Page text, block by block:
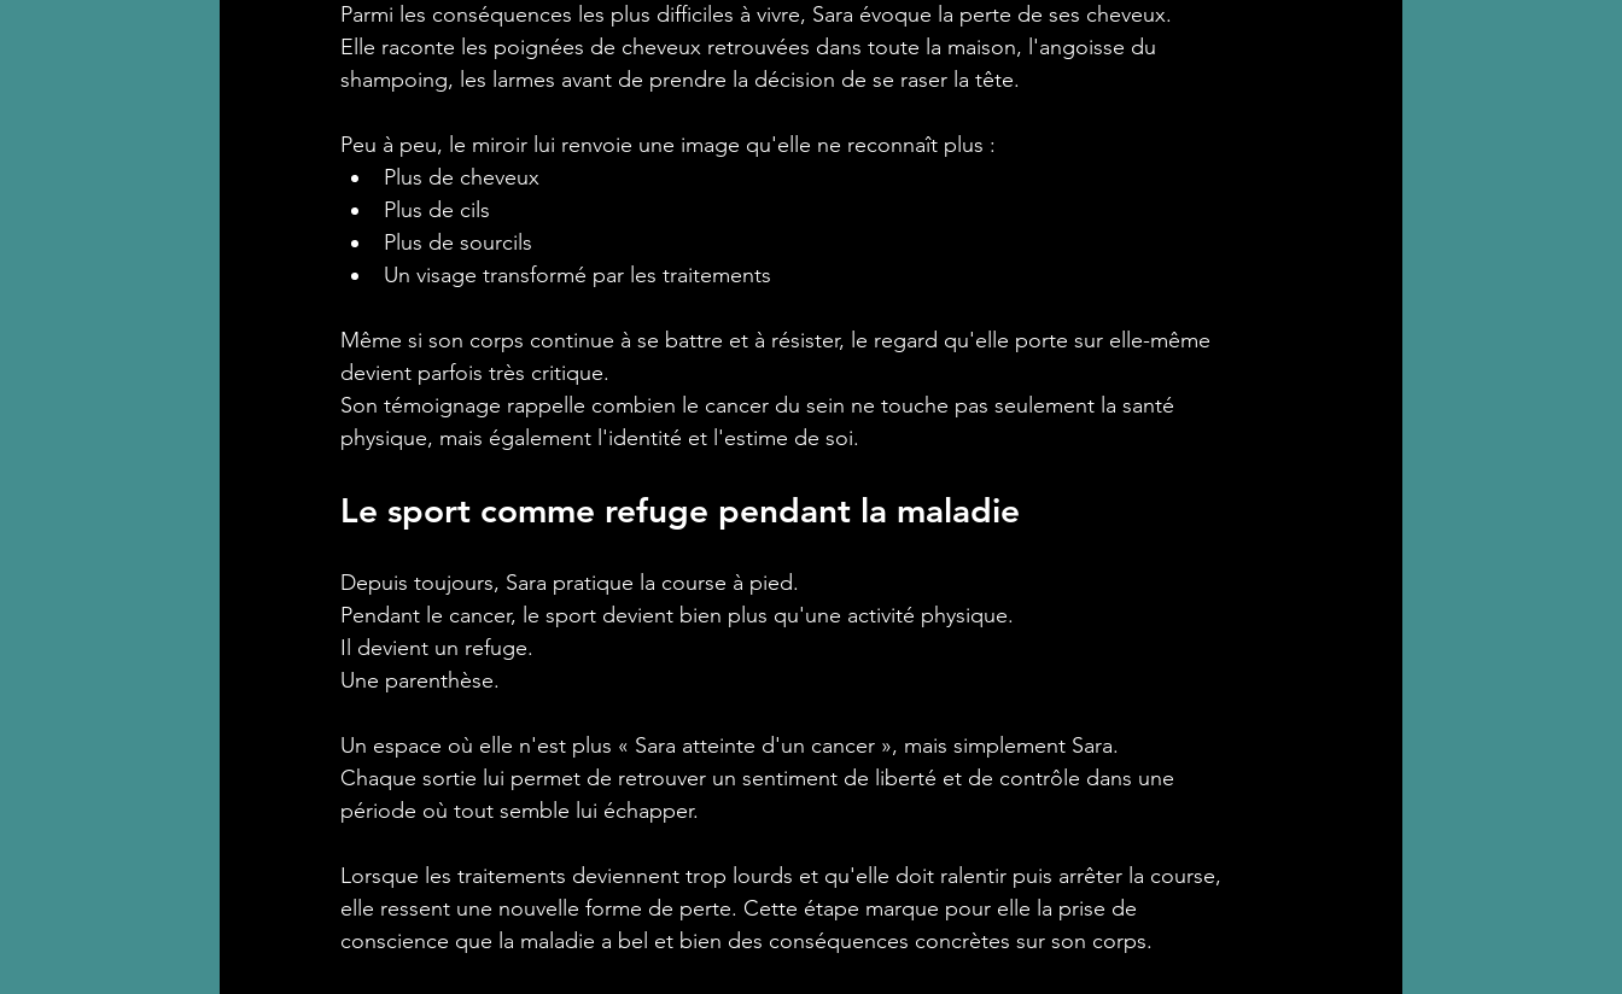
Parmi les conséquences les plus difficiles à vivre, Sara évoque la perte de ses cheveux.
Elle raconte les poignées de cheveux retrouvées dans toute la maison, l'angoisse du
shampoing, les larmes avant de prendre la décision de se raser la tête.
Peu à peu, le miroir lui renvoie une image qu'elle ne reconnaît plus :
Plus de cheveux
Plus de cils
Plus de sourcils
Un visage transformé par les traitements
Même si son corps continue à se battre et à résister, le regard qu'elle porte sur elle-même
devient parfois très critique.
Son témoignage rappelle combien le cancer du sein ne touche pas seulement la santé
physique, mais également l'identité et l'estime de soi.
Le sport comme refuge pendant la maladie
Depuis toujours, Sara pratique la course à pied.
Pendant le cancer, le sport devient bien plus qu'une activité physique.
Il devient un refuge.
Une parenthèse.
Un espace où elle n'est plus « Sara atteinte d'un cancer », mais simplement Sara.
Chaque sortie lui permet de retrouver un sentiment de liberté et de contrôle dans une
période où tout semble lui échapper.
Lorsque les traitements deviennent trop lourds et qu'elle doit ralentir puis arrêter la course,
elle ressent une nouvelle forme de perte. Cette étape marque pour elle la prise de
conscience que la maladie a bel et bien des conséquences concrètes sur son corps.